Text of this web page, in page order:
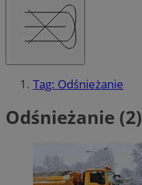
Tag: Odśnieżanie
Odśnieżanie (2)